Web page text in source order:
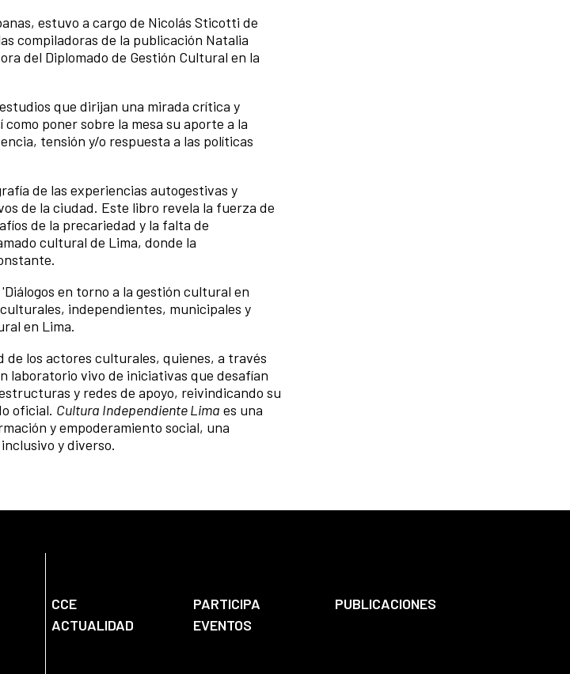
estuvo a cargo de Nicolás Sticotti de
compiladoras de la publicación Natalia
del Diplomado de Gestión Cultural en la
que dirijan una mirada crítica y
poner sobre la mesa su aporte a la
tensión y/o respuesta a las políticas
de las experiencias autogestivas y
de la ciudad. Este libro revela la fuerza de
de la precariedad y la falta de
cultural de Lima, donde la
en torno a la gestión cultural en
independientes, municipales y
en Lima.
de los actores culturales, quienes, a través
laboratorio vivo de iniciativas que desafían
y redes de apoyo, reivindicando su
oficial. Cultura Independiente Lima es una
y empoderamiento social, una
y diverso.
CCE PARTICIPA
PUBLICACIONES
ACTUALIDAD
EVENTOS